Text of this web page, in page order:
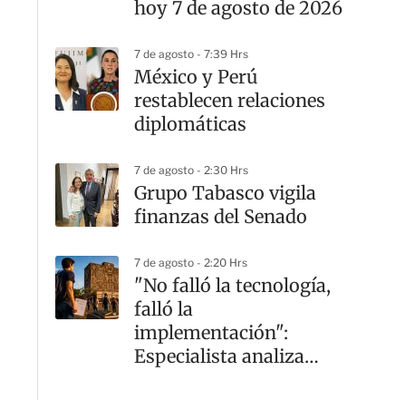
hoy 7 de agosto de 2026
7 de agosto - 7:39 Hrs
México y Perú
restablecen relaciones
diplomáticas
7 de agosto - 2:30 Hrs
Grupo Tabasco vigila
finanzas del Senado
7 de agosto - 2:20 Hrs
"No falló la tecnología,
falló la
implementación":
Especialista analiza